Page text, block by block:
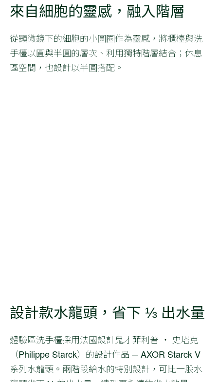
來自細胞的靈感，融入階層
從顯微鏡下的細胞的小圓圈作為靈感，將櫃檯與洗
手檯以圓與半圓的層次、利用獨特階層結合；休息
區空間，也設計以半圓搭配。
設計款水龍頭，省下 ⅓ 出水量
體驗區洗手檯採用法國設計鬼才菲利普 ‧ 史塔克
（Philippe Starck）的設計作品 ─ AXOR Starck V
系列水龍頭。兩階段給水的特別設計，可比一般水